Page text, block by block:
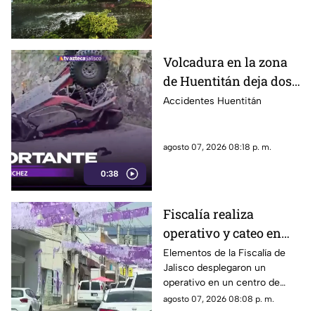
0:38
Volcadura en la zona
de Huentitán deja dos
personas heridas
Accidentes Huentitán
agosto 07, 2026 08:18 p. m.
Fiscalía realiza
operativo y cateo en
anexo de la colonia
Olímpica en
Guadalajara
Elementos de la Fiscalía de
Jalisco desplegaron un
operativo en un centro de
rehabilitación de la colonia
agosto 07, 2026 08:08 p. m.